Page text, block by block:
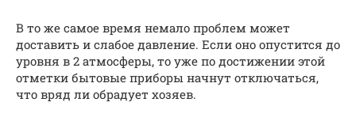
В то же самое время немало проблем может
доставить и слабое давление. Если оно опустится до
уровня в 2 атмосферы, то уже по достижении этой
отметки бытовые приборы начнут отключаться,
что вряд ли обрадует хозяев.